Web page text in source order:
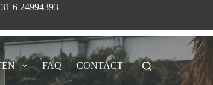
6 24994393
FAQ CONTACT